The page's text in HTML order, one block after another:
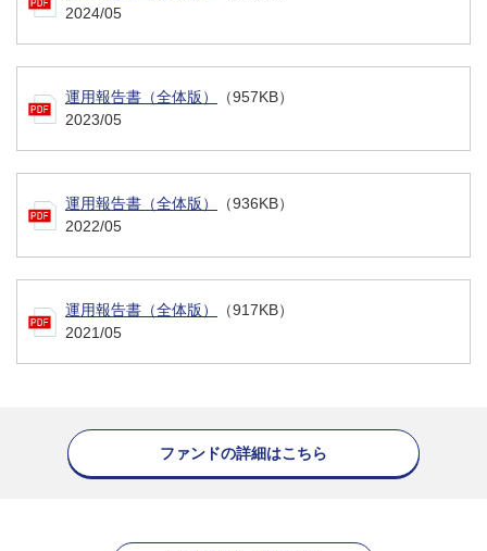
2024/05
運用報告書（全体版）
（957KB）
2023/05
運用報告書（全体版）
（936KB）
2022/05
運用報告書（全体版）
（917KB）
2021/05
ファンドの詳細はこちら